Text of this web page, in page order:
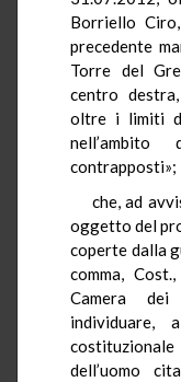
Borriello
precedente
Torre del
centro
oltre i limiti
contrapposti»;
che, ad
oggetto del
coperte dalla
comma,
Camera
individuare,
dell’uomo